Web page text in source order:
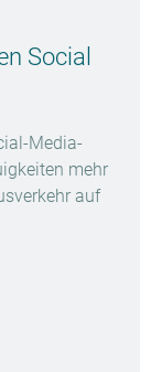
Social
Media-
mehr
auf